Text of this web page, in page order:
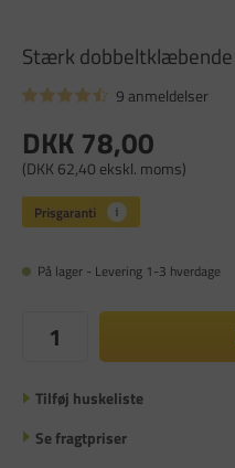
Stærk
9 anmeldelser
DKK 78,00
(DKK 62,40 ekskl. moms)
På lager - Levering 1-3 hverdage
Tilføj huskeliste
Se fragtpriser